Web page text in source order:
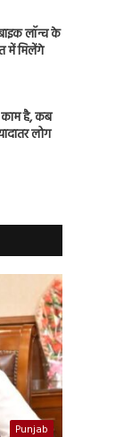
लॉन्च के
में मिलेंगे
काम है, कब
लोग
Punjab